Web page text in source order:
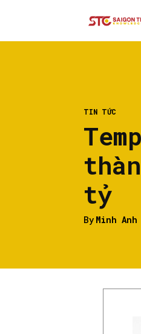
TIN TỨC
tỷ
By Minh Anh